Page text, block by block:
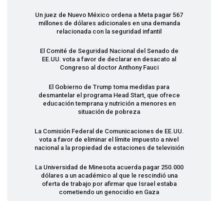
Un juez de Nuevo México ordena a Meta pagar 567
millones de dólares adicionales en una demanda
relacionada con la seguridad infantil
El Comité de Seguridad Nacional del Senado de
EE.UU. vota a favor de declarar en desacato al
Congreso al doctor Anthony Fauci
El Gobierno de Trump toma medidas para
desmantelar el programa Head Start, que ofrece
educación temprana y nutrición a menores en
situación de pobreza
La Comisión Federal de Comunicaciones de EE.UU.
vota a favor de eliminar el límite impuesto a nivel
nacional a la propiedad de estaciones de televisión
La Universidad de Minesota acuerda pagar 250.000
dólares a un académico al que le rescindió una
oferta de trabajo por afirmar que Israel estaba
cometiendo un genocidio en Gaza